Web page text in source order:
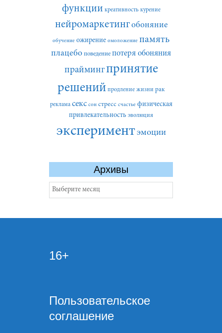
функции креативность курение
нейромаркетингобоняние
обучение ожирение омоложение память
плацебо поведение потеря обоняния
праймингпринятие
решений продление жизни рак
реклама секс сон стресс счастье физическая
привлекательность эволюция
экспериментэмоции
Архивы
Архивы
16+
Пользовательское
соглашение